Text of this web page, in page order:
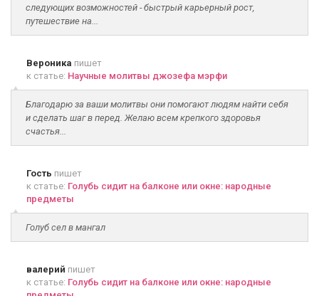
следующих возможностей - быстрый карьерный рост,
путешествие на...
Вероника пишет
к статье: Научные молитвы джозефа мэрфи
Благодарю за ваши молитвы они помогают людям найти себя
и сделать шаг в перед. Желаю всем крепкого здоровья
счастья...
Гость пишет
к статье: Голубь сидит на балконе или окне: народные
предметы
Голуб сел в мангал
валерий пишет
к статье: Голубь сидит на балконе или окне: народные